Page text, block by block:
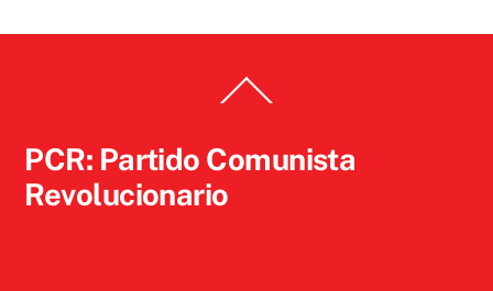
To
PCR: Partido Comunista
Revolucionario